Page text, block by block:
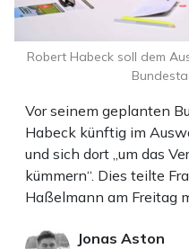
Vor seinem geplanten
Habeck künftig im
und sich dort „um das
kümmern“. Dies teilte
Haßelmann am Freitag
Jonas Aston
Robert Habeck soll dem